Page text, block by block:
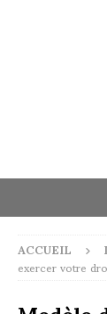
ACCUEIL
exercer votre